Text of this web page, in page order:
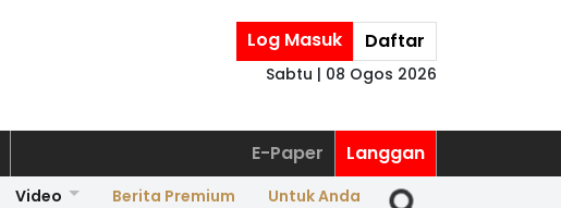
Log Masuk Daftar
Sabtu | 08 Ogos 2026
E-Paper Langgan
Video Berita Premium Untuk Anda